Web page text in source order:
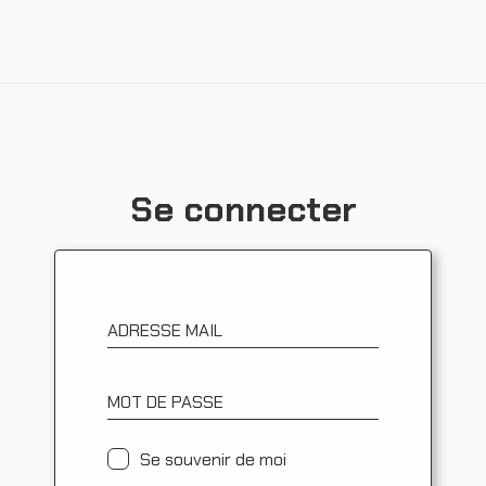
Se connecter
ADRESSE MAIL
MOT DE PASSE
Se souvenir de moi